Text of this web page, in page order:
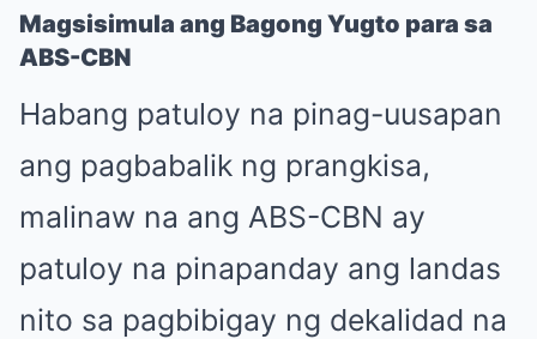
Magsisimula ang Bagong Yugto para sa
ABS-CBN
Habang patuloy na pinag-uusapan
ang pagbabalik ng prangkisa,
malinaw na ang ABS-CBN ay
patuloy na pinapanday ang landas
nito sa pagbibigay ng dekalidad na